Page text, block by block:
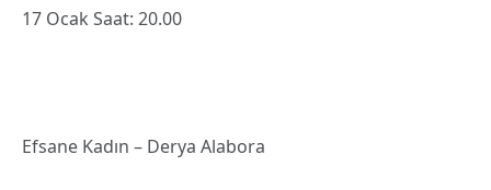
17 Ocak Saat: 20.00
Efsane Kadın – Derya Alabora